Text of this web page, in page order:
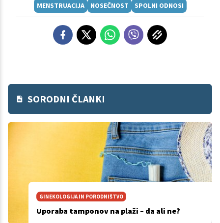
MENSTRUACIJA NOSEČNOST SPOLNI ODNOSI
SORODNI ČLANKI
GINEKOLOGIJA IN PORODNIŠTVO
Uporaba tamponov na plaži – da ali ne?